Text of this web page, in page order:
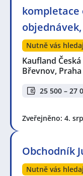
kompletace
Nutně vás
Kaufland
Břevnov, Praha
25 500 – 27
Zveřejněno: 4.
Obchodník
Nutně vás